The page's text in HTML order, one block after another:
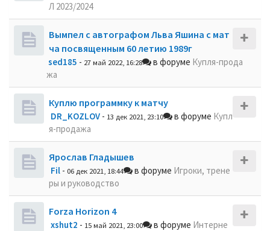
Л 2023/2024
Вымпел с автографом Льва Яшина с мат
ча посвященным 60 летию 1989г
sed185 - 27 май 2022, 16:28 в форуме Купля-прода
жа
Куплю программку к матчу
DR_KOZLOV - 13 дек 2021, 23:10 в форуме Купл
я-продажа
Ярослав Гладышев
Fil - 06 дек 2021, 18:44 в форуме Игроки, трене
ры и руководство
Forza Horizon 4
xshut2 - 15 май 2021, 23:00 в форуме Интерне